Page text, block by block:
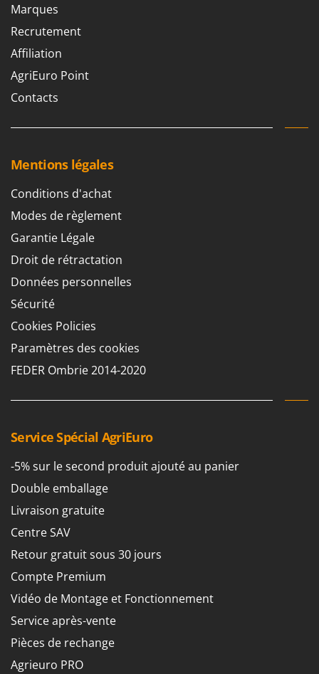
Marques
Recrutement
Affiliation
AgriEuro Point
Contacts
Mentions légales
Conditions d'achat
Modes de règlement
Garantie Légale
Droit de rétractation
Données personnelles
Sécurité
Cookies Policies
Paramètres des cookies
FEDER Ombrie 2014-2020
Service Spécial AgriEuro
-5% sur le second produit ajouté au panier
Double emballage
Livraison gratuite
Centre SAV
Retour gratuit sous 30 jours
Compte Premium
Vidéo de Montage et Fonctionnement
Service après-vente
Pièces de rechange
Agrieuro PRO